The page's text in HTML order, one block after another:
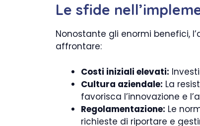
Le sfide
Nonostante gli enormi benefici,
affrontare:
Costi iniziali elevati:
Cultura aziendale: La
favorisca l’innovazione e
Regolamentazione: Le
richieste di riportare e